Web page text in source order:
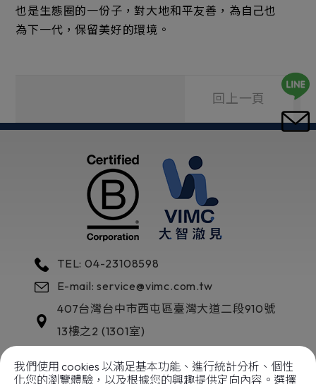
也是生態圈的一份子，對大地和平友善，為自己也
為下一代，保留美好的環境。
回上一頁
TEL: 04-23108598
E-mail: service@vimc.com.tw
407台灣台中市西屯區臺灣大道二段910號
13樓之2 (1301室)
我們使用 cookies 以滿足基本功能、進行統計分析、個性
化您的瀏覽體驗，以及根據您的興趣提供定向內容。選擇